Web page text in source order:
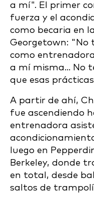
a mí". El primer
fuerza y el
como becaria en
Georgetown: "No
como
a mí misma... No
que esas
A partir de ahí,
fue ascendiendo
entrenadora
luego en
Berkeley, donde
en total, desde
saltos de